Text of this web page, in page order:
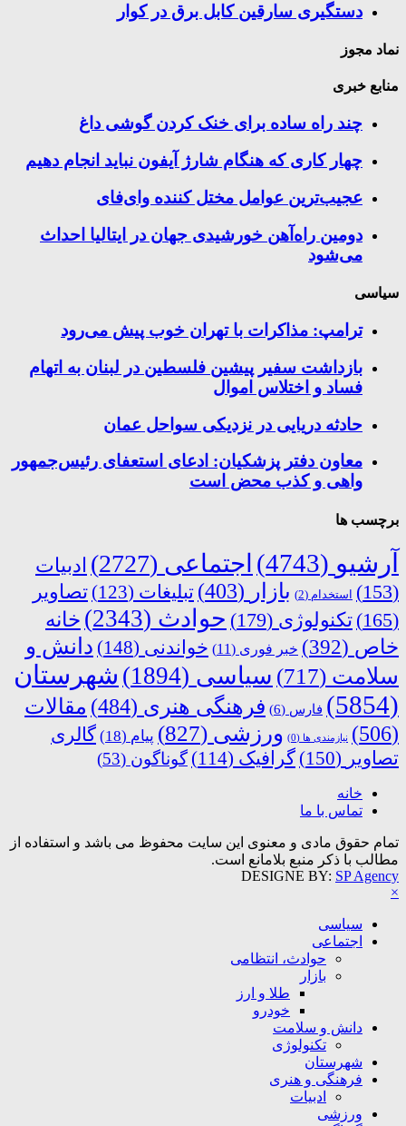
دستگیری سارقین کابل برق در کوار
نماد مجوز
منابع خبری
چند راه‌ ساده برای خنک کردن گوشی داغ
چهار کاری که هنگام شارژ آیفون نباید انجام دهیم
عجیب‌ترین عوامل مختل کننده وای‌فای
دومین راه‌آهن خورشیدی جهان در ایتالیا احداث
می‌شود
سیاسی
ترامپ: مذاکرات با تهران خوب پیش می‌رود
بازداشت سفیر پیشین فلسطین در لبنان به اتهام
فساد و اختلاس اموال
حادثه دریایی در نزدیکی سواحل عمان
معاون دفتر پزشکیان: ادعای استعفای رئیس‌جمهور
واهی و کذب محض است
برچسب ها
آرشیو (4743) اجتماعی (2727)
ادبیات
(153)
استخدام (2) بازار (403) تبلیغات (123)
تصاویر
(165)
تکنولوژی (179) حوادث (2343)
خانه
خاص (392) خبر فوری (11) خواندنی (148)
دانش و
سلامت (717) سیاسی (1894)
شهرستان
(5854)
فارس (6) فرهنگی هنری (484)
مقالات
(506)
نیازمندی ها (0) ورزشی (827) پیام (18)
گالری
تصاویر (150) گرافیک (114) گوناگون (53)
خانه
تماس با ما
تمام حقوق مادی و معنوی این سایت محفوظ می باشد و استفاده از
مطالب با ذکر منبع بلامانع است.
DESIGNE BY: SP Agency
×
سیاسی
اجتماعی
حوادث، انتظامی
بازار
طلا و ارز
خودرو
دانش و سلامت
تکنولوژی
شهرستان
فرهنگی و هنری
ادبیات
ورزشی